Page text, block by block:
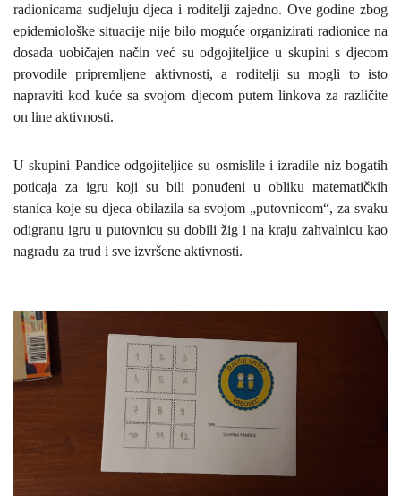
radionicama sudjeluju djeca i roditelji zajedno. Ove godine zbog
epidemiološke situacije nije bilo moguće organizirati radionice na
dosada uobičajen način već su odgojiteljice u skupini s djecom
provodile pripremljene aktivnosti, a roditelji su mogli to isto
napraviti kod kuće sa svojom djecom putem linkova za različite
on line aktivnosti.
Uskupini Pandiceodgojiteljice su osmislile i izradile niz bogatih
poticaja za igru koji su bili ponuđeni u obliku matematičkih
stanica koje su djeca obilazila sa svojom „putovnicom“, za svaku
odigranu igru u putovnicu su dobili žig i na kraju zahvalnicu kao
nagradu za trud i sve izvršene aktivnosti.